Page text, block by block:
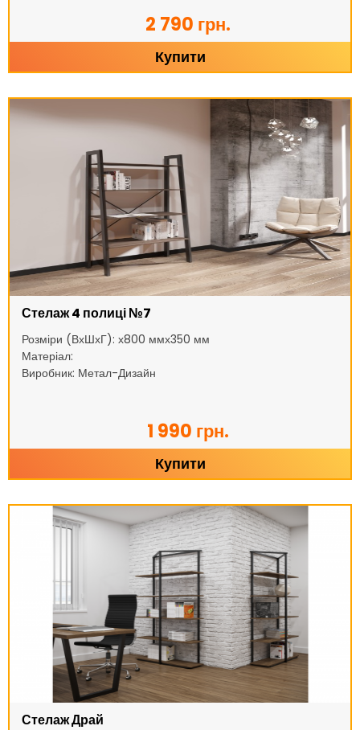
2 790 грн.
Купити
Стелаж 4 полиці №7
Розміри (ВхШхГ): х800 ммх350 мм
Матеріал:
Виробник: Метал-Дизайн
1 990 грн.
Купити
Стелаж Драй